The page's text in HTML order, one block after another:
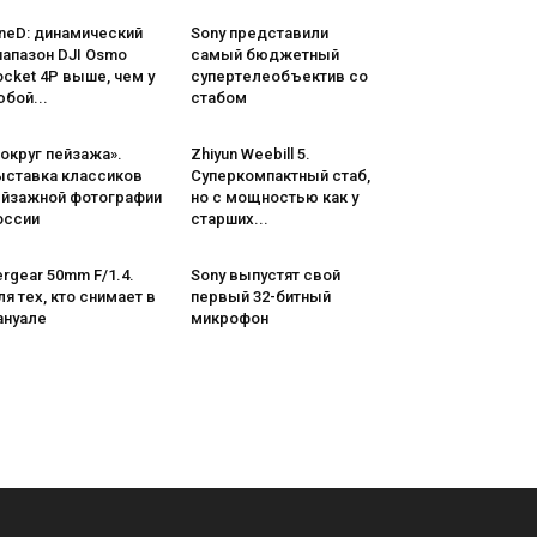
динамический
DJI Osmo
4P выше, чем у
Sony представили
самый бюджетный
супертелеобъектив со
стабом
пейзажа».
классиков
фотографии
Zhiyun Weebill 5.
Cуперкомпактный стаб,
но с мощностью как у
старших...
50mm F/1.4.
тех, кто снимает в
Sony выпустят свой
первый 32-битный
микрофон